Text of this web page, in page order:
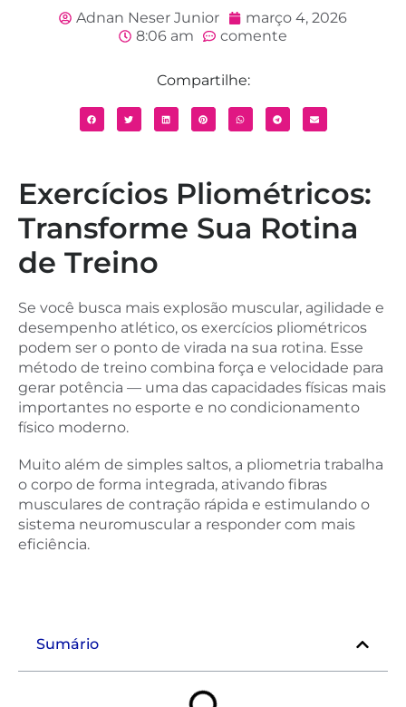
Adnan Neser Junior
março 4, 2026
8:06 am
comente
Compartilhe:
Exercícios Pliométricos:
Transforme Sua Rotina
de Treino
Se você busca mais explosão muscular, agilidade e
desempenho atlético, os exercícios pliométricos
podem ser o ponto de virada na sua rotina. Esse
método de treino combina força e velocidade para
gerar potência — uma das capacidades físicas mais
importantes no esporte e no condicionamento
físico moderno.
Muito além de simples saltos, a pliometria trabalha
o corpo de forma integrada, ativando fibras
musculares de contração rápida e estimulando o
sistema neuromuscular a responder com mais
eficiência.
Sumário